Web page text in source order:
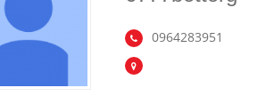
0964283951